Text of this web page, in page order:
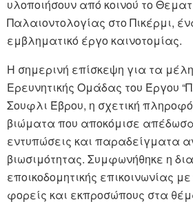
υλοποιήσουν από κοινού το
Παλαιοντολογίας στο Πικέρμι,
εμβληματικό έργο καινοτομίας.
Η σημερινή επίσκεψη για τα
Ερευνητικής Ομάδας του Έργου
Σουφλι Έβρου, η σχετική
βιώματα που αποκόμισε
εντυπώσεις και παραδείγματα
βιωσιμότητας. Συμφωνήθηκε η
εποικοδομητικής επικοινωνίας
φορείς και εκπροσώπους στα